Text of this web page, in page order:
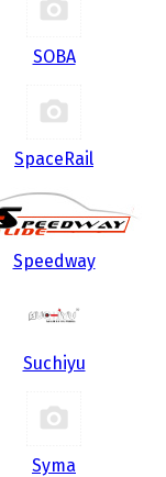
SOBA
SpaceRail
Speedway
Suchiyu
Syma